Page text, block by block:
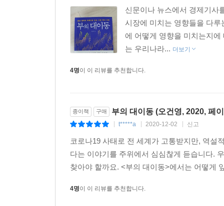
신문이나 뉴스에서 경제기사
시장에 미치는 영향들을 다
에 어떻게 영향을 미치는지
는 우리나라... 더보기
4명이 이 리뷰를 추천합니다.
종이책 구매 부의 대이동 (오건영, 2020, 페
t*****a 2020-12-02 신고
코로나19 사태로 전 세계가 고통받지만, 역설
다는 이야기를 주위에서 심심찮게 듣습니다.
찾아야 할까요. <부의 대이동>에서는 어떻게
4명이 이 리뷰를 추천합니다.